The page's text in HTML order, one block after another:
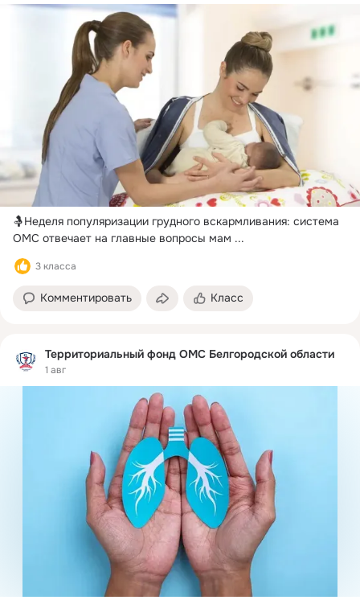
🤱Неделя популяризации грудного вскармливания: система
ОМС отвечает на главные вопросы мам ...
3 класса
Комментировать Класс
Территориальный фонд ОМС Белгородской области
1 авг